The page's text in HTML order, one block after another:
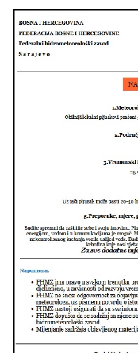
Općinski načelnik
Općinsko vijeće
Uprava